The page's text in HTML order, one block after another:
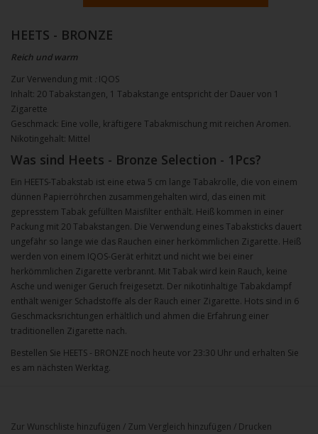
HEETS - BRONZE
Reich und warm
Zur Verwendung mit : IQOS
Inhalt: 20 Tabakstangen, 1 Tabakstange entspricht der Dauer von 1
Zigarette
Geschmack: Eine volle, kräftigere Tabakmischung mit reichen Aromen.
Nikotingehalt: Mittel
Was sind Heets - Bronze Selection - 1Pcs?
Ein HEETS-Tabakstab ist eine etwa 5 cm lange Tabakrolle, die von einem
dünnen Papierröhrchen zusammengehalten wird, das einen mit
gepresstem Tabak gefüllten Maisfilter enthält. Heiß kommen in einer
Packung mit 20 Tabakstangen. Die Verwendung eines Tabaksticks dauert
ungefähr so lange wie das Rauchen einer herkömmlichen Zigarette. Heiß
werden von einem IQOS-Gerät erhitzt und nicht wie bei einer
herkömmlichen Zigarette verbrannt. Mit Tabak wird kein Rauch, keine
Asche und weniger Geruch freigesetzt. Der nikotinhaltige Tabakdampf
enthält weniger Schadstoffe als der Rauch einer Zigarette. Hots sind in 6
Geschmacksrichtungen erhältlich und ahmen die Erfahrung einer
traditionellen Zigarette nach.
Bestellen Sie HEETS - BRONZE noch heute vor 23:30 Uhr und erhalten Sie
es am nächsten Werktag.
Zur Wunschliste hinzufügen / Zum Vergleich hinzufügen / Drucken